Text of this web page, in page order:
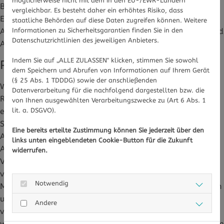
Biochemie wichtige Fächer. Nach allen drei Teilen wird ein
Examen abgelegt. Werden diese bestanden, kann die
Approbation - die Berufserlaubnis für Apothekerinnen und
Apotheker - beantragt werden.
PTA: Mittlere Reife und Ausbildung
Wer PTA werden möchte, sollte mindestens eine mittlere
Reife haben. Die Ausbildung erfolgt zwei Jahre lang an
einer staatlichen oder staatlich anerkannten privaten
Schule und einem halben Jahr Praktikum in einer
Apotheke. Anschließend hat die oder der PTA in der
Apotheke umfangreiche Aufgaben: Sie reichen von dem
Verkauf und der Beratung der Kunden zu den
verschriebenen oder in der Apotheke frei verkäuflichen
Medikamenten über die Herstellung von Salben, Tinkturen
und Tabletten bis zur Durchführung von Labortests und
vielem mehr. Apothekerassistentinnen und -assistenten
vergleichbar. Es besteht daher ein erhöhtes Risiko, dass
staatliche Behörden auf diese Daten zugreifen können. Weitere
Informationen zu Sicherheitsgarantien finden Sie in den
Datenschutzrichtlinien des jeweiligen Anbieters.
Indem Sie auf „ALLE ZULASSEN" klicken, stimmen Sie sowohl
dem Speichern und Abrufen von Informationen auf Ihrem Gerät
(§ 25 Abs. 1 TDDDG) sowie der anschließenden
Datenverarbeitung für die nachfolgend dargestellten bzw. die
von Ihnen ausgewählten Verarbeitungszwecke zu (Art 6 Abs. 1
lit. a. DSGVO).
Eine bereits erteilte Zustimmung können Sie jederzeit über den
links unten eingeblendeten Cookie-Button für die Zukunft
widerrufen.
Notwendig
Andere